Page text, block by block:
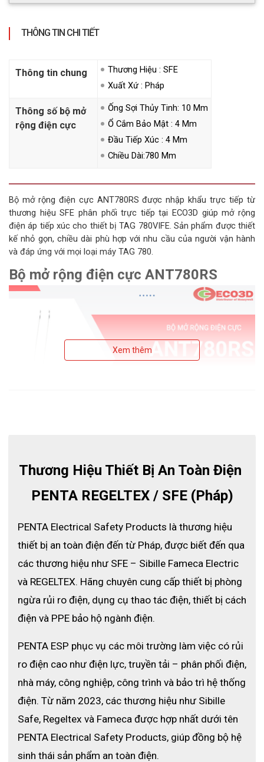
THÔNG TIN CHI TIẾT
Thông tin chung
Thương Hiệu : SFE
Xuất Xứ : Pháp
Thông số bộ mở
rộng điện cực
Ống Sợi Thủy Tinh: 10 Mm
Ổ Cắm Bảo Mật : 4 Mm
Đầu Tiếp Xúc : 4 Mm
Chiều Dài:780 Mm
Bộ mở rộng điện cực ANT780RS được nhập khẩu trực tiếp từ
thương hiệu SFE phân phối trực tiếp tại ECO3D giúp mở rộng
điện áp tiếp xúc cho thiết bị TAG 780VIFE. Sản phẩm được thiết
kế nhỏ gọn, chiều dài phù hợp với nhu cầu của người vận hành
và đáp ứng với mọi loại máy TAG 780.
Bộ mở rộng điện cực ANT780RS
Ổ cắm bảo mật Ø 4 mm
Chiều dài 780 mm
Đặc điểm ứng dụng
Phần mở rộng điện cực tiếp xúc nhẹ và cứng để phân phối và
Phù hợp với tất cả các TAG 780 bao gồm tự kiểm tra thiết bị
hoàn chỉnh chức năng.
Bộ phận kết nối chống va đập đáng tin cậy ngay cả khi thiết
bị bị rơi.
Các bộ phận tiếp xúc phù hợp với điện cực tiếp xúc Ø 4 mm
Thiết kế nhỏ gọn, chiều dài phù hợp với nhu cầu của người
vận hành.
Địa chỉ phân phối ANT780RS chính
hãng giá rẻ
ECO3D là đơn vị hàng đầu tại Việt Nam chuyên nhập khẩu và
phân phối bộ mở rộng điện cực ANT780RS của nhà SFE và các
sản phẩm bảo hộ từ nhiều thương hiệu lớn trên thế giới. ECO3D
cam kết các sản phẩm đưa ra thị trường đều là hàng chính
Xem thêm
Thương Hiệu Thiết Bị An Toàn Điện
PENTA REGELTEX / SFE (Pháp)
PENTA Electrical Safety Products là thương hiệu
thiết bị an toàn điện đến từ Pháp, được biết đến qua
các thương hiệu như SFE – Sibille Fameca Electric
và REGELTEX. Hãng chuyên cung cấp thiết bị phòng
ngừa rủi ro điện, dụng cụ thao tác điện, thiết bị cách
điện và PPE bảo hộ ngành điện.
PENTA ESP phục vụ các môi trường làm việc có rủi
ro điện cao như điện lực, truyền tải – phân phối điện,
nhà máy, công nghiệp, công trình và bảo trì hệ thống
điện. Từ năm 2023, các thương hiệu như Sibille
Safe, Regeltex và Fameca được hợp nhất dưới tên
PENTA Electrical Safety Products, giúp đồng bộ hệ
sinh thái sản phẩm an toàn điện.